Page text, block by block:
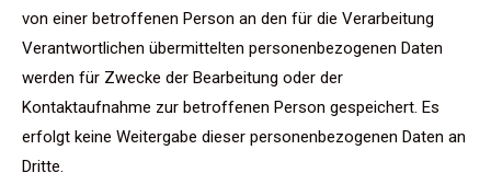
von einer betroffenen Person an den für die Verarbeitung
Verantwortlichen übermittelten personenbezogenen Daten
werden für Zwecke der Bearbeitung oder der
Kontaktaufnahme zur betroffenen Person gespeichert. Es
erfolgt keine Weitergabe dieser personenbezogenen Daten an
Dritte.